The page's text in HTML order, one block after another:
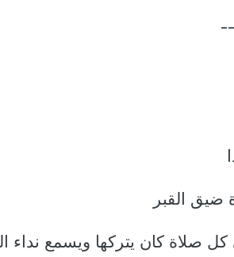
صلاة كان يتركها ويسمع نداء